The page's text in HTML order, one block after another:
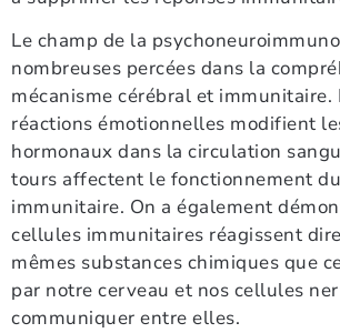
Le champ de la
nombreuses percées dans la
mécanisme cérébral et immunitaire.
réactions émotionnelles modifient
hormonaux dans la circulation
tours affectent le fonctionnement
immunitaire. On a également
cellules immunitaires réagissent
mêmes substances chimiques que
par notre cerveau et nos cellules
communiquer entre elles.